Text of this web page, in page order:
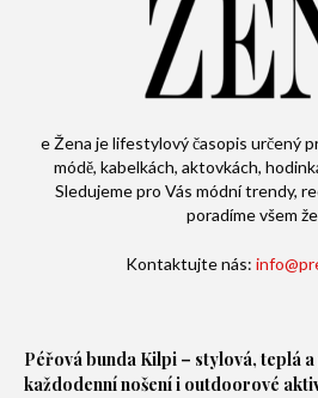
e Žena je lifestylový časopis určený
módě, kabelkách, aktovkách,
Sledujeme pro Vás módní trendy,
poradíme všem
Kontaktujte nás:
Péřová bunda Kilpi – stylová, teplá
každodenní nošení i outdoorové